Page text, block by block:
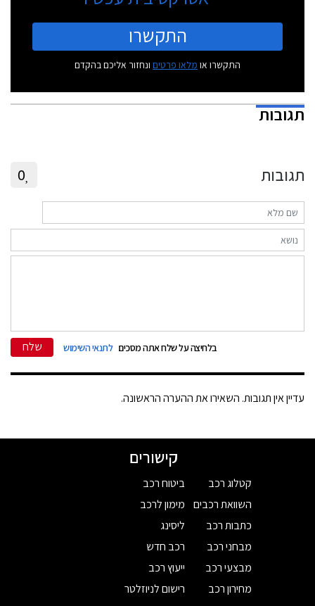
התקשרו
התקשרו או מלאו פרטים ונחזור אליכם בהקדם
תגובות
תגובות 0
בלחיצה על שלח אתה מסכים לתנאי השימוש שלח
עדיין אין תגובות. השאירו את ההערה הראשונה.
קישורים
קטלוג רכב
השוואת רכבים
כתבות רכב
מבחני רכב
מבצעי רכב
מחירון רכב
ביטוח רכב
מימון לרכב
ליסינג
רכב חדש
ייעוץ רכב
רישום לניוזלטר